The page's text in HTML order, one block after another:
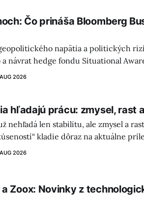
Čo prináša Bloomberg
napätia a politických
a návrat hedge fondu Situational
volatilita si vyžaduje opatrnosť a
2026
hľadajú prácu: zmysel, rast
nehľadá len stabilitu, ale zmysel a
kladie dôraz na aktuálne
zmysluplnosť. Firmy sa musia
2026
Zoox: Novinky z